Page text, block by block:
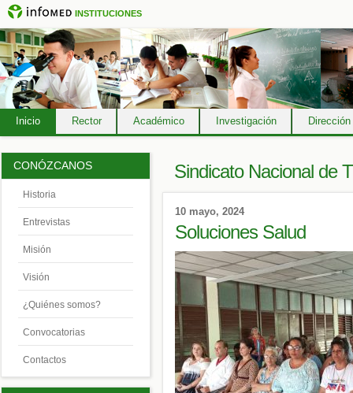
INSTITUCIONES
Inicio Rector Académico Investigación
Sindicato Nacional de
10 mayo, 2024
Soluciones Salud
CONÓZCANOS
Historia
Entrevistas
Misión
Visión
¿Quiénes somos?
Convocatorias
Contactos